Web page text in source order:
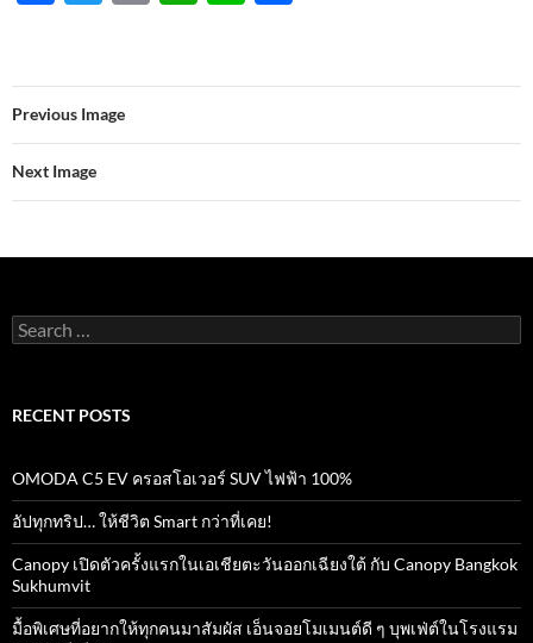
b
o
o
k
er
s
A
p
e
Previous Image
Next Image
Search
for:
RECENT POSTS
OMODA C5 EV ครอสโอเวอร์ SUV ไฟฟ้า 100%
อัปทุกทริป… ให้ชีวิต Smart กว่าที่เคย!
Canopy เปิดตัวครั้งแรกในเอเชียตะวันออกเฉียงใต้ กับ Canopy Bangkok
Sukhumvit
มื้อพิเศษที่อยากให้ทุกคนมาสัมผัส เอ็นจอยโมเมนต์ดี ๆ บุพเฟ่ต์ในโรงแรม